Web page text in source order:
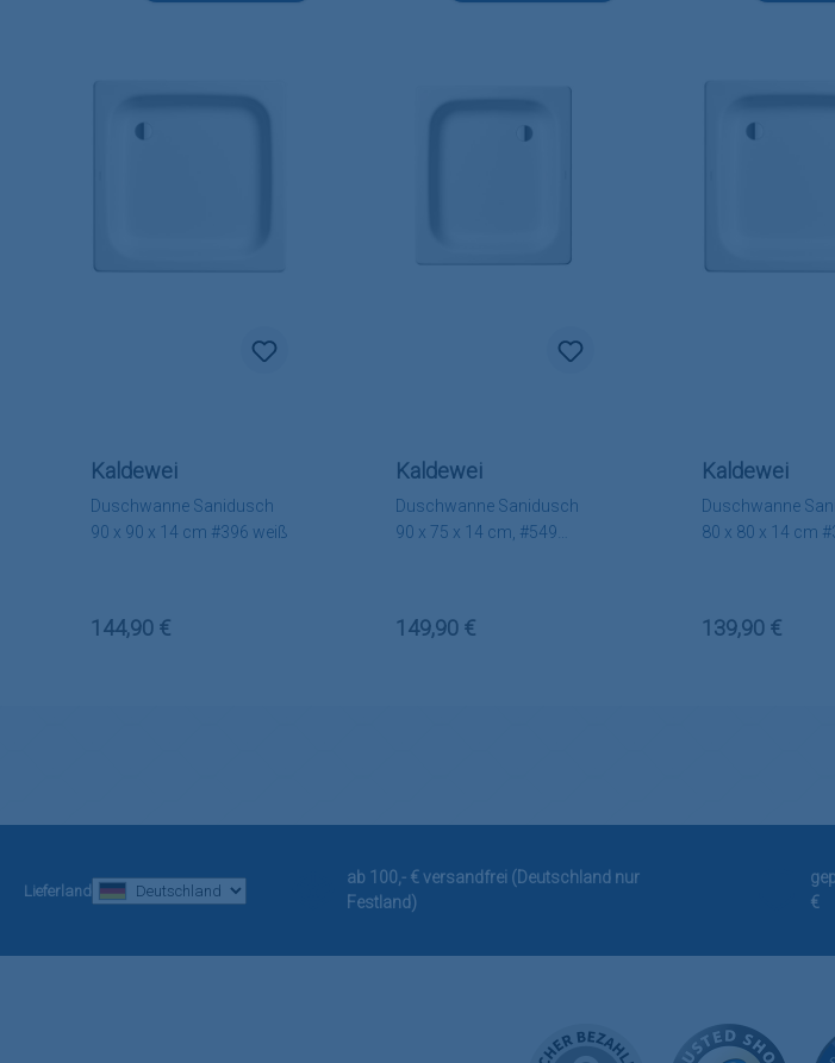
Duschwanne Sanidusch
90 x 90 x 14 cm #396 weiß
Kaldewei
Regulärer Preis:
144,90 €
Duschwanne Sanidusch
90 x 75 x 14 cm, #549
Kaldewei
Regulärer Preis:
149,90 €
Duschwanne
80 x 80 x 14 cm
Kaldewei
Regulärer Preis:
139,90 €
Lieferland
ab 100,- € versandfrei (Deutschland nur
Festland)
€